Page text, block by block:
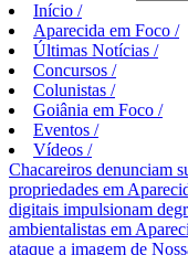
Início /
Aparecida em Foco /
Últimas Notícias /
Concursos /
Colunistas /
Goiânia em Foco /
Eventos /
Vídeos /
Chacareiros denunciam
propriedades em
digitais impulsionam
ambientalistas em
ataque a imagem de